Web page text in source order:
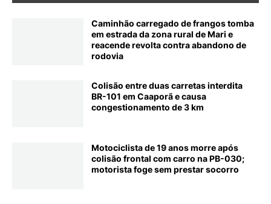
Caminhão carregado de frangos tomba
em estrada da zona rural de Mari e
reacende revolta contra abandono de
rodovia
Colisão entre duas carretas interdita
BR-101 em Caaporã e causa
congestionamento de 3 km
Motociclista de 19 anos morre após
colisão frontal com carro na PB-030;
motorista foge sem prestar socorro